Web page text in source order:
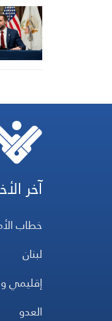
آخر
خطاب
لبنان
إقليمي
العدو